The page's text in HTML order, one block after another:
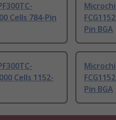
Cells 784-Pin
Pin BGA
Cells 1152-
Pin BGA